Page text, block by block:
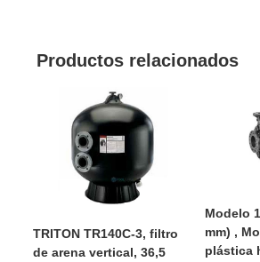
Productos relacionados
TRITON TR140C-3, filtro
de arena vertical, 36,5
Modelo
mm) ,
plástica